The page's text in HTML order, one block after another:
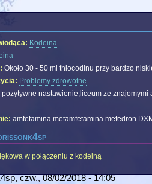
Kodeina
Około 30 - 50 ml thiocodinu przy bardzo
Problemy zdrowotne
pozytywne nastawienie,liceum ze
amfetamina metamfetamina mefedron
w połączeniu z kodeiną
, czw., 08/02/2018 - 14:05